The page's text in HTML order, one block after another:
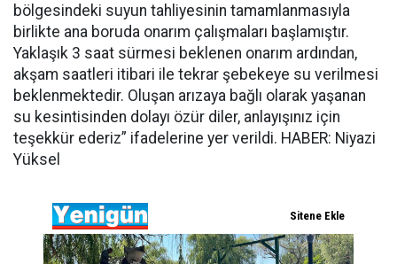
bölgesindeki suyun tahliyesinin tamamlanmasıyla
birlikte ana boruda onarım çalışmaları başlamıştır.
Yaklaşık 3 saat sürmesi beklenen onarım ardından,
akşam saatleri itibari ile tekrar şebekeye su verilmesi
beklenmektedir. Oluşan arızaya bağlı olarak yaşanan
su kesintisinden dolayı özür diler, anlayışınız için
teşekkür ederiz” ifadelerine yer verildi. HABER: Niyazi
Yüksel